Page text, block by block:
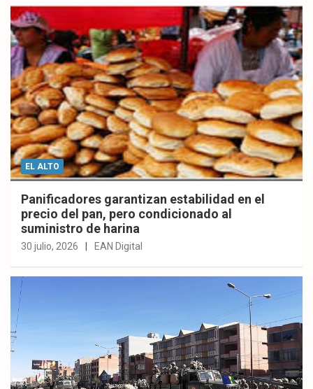
EL ALTO
Panificadores garantizan estabilidad en el
precio del pan, pero condicionado al
suministro de harina
30 julio, 2026 EAN Digital